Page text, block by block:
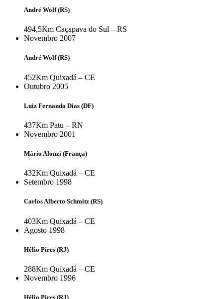
André Wolf (RS)
494,5Km Caçapava do Sul – RS
Novembro 2007
André Wolf (RS)
452Km Quixadá – CE
Outubro 2005
Luiz Fernando Dias (DF)
437Km Patu – RN
Novembro 2001
Mário Alonzi (França)
432Km Quixadá – CE
Setembro 1998
Carlos Alberto Schmitz (RS)
403Km Quixadá – CE
Agosto 1998
Hélio Pires (RJ)
288Km Quixadá – CE
Novembro 1996
Hélio Pires (RJ)